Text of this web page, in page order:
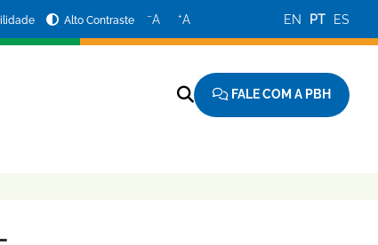
Alto Contraste −A +A EN PT ES
FALE COM A PBH